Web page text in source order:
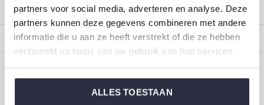
partners voor social media, adverteren en analyse. Deze
partners kunnen deze gegevens combineren met andere
informatie die u aan ze heeft verstrekt of die ze hebben
verzameld op basis van uw gebruik van hun services.
ALLES TOESTAAN
Kategorien
Impressum
CALL US EMAIL US